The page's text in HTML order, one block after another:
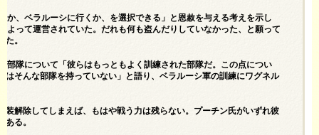
か、ベラルーシに行くか、を選択できる」と恩赦を与える考えを示し
って運営されていた。だれも何も盗んだりしていなかった、と願って
た。
部隊について「彼らはもっともよく訓練された部隊だ。この点につい
そんな部隊を持っていない」と語り、ベラルーシ軍の訓練にワグネル
解除してしまえば、もはや戦う力は残らない。プーチン氏がいずれ彼
ある。